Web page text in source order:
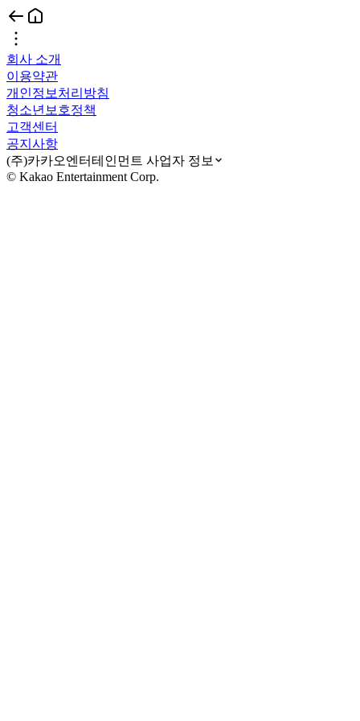
회사 소개
이용약관
개인정보처리방침
청소년보호정책
고객센터
공지사항
(주)카카오엔터테인먼트 사업자 정보
© Kakao Entertainment Corp.